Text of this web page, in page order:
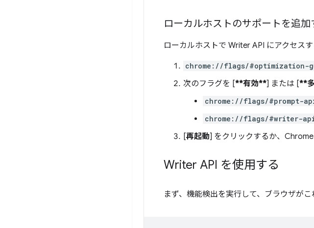
ローカルホストのサポートを追加
ローカルホストで Writer API にアクセスす
chrome://flags/#optimization-
次のフラグを [**有効**] または [**
chrome://flags/#prompt-
chrome://flags/#writer-
[再起動] をクリックするか、Chrome
Writer API を使用する
まず、機能検出を実行して、ブラウザが